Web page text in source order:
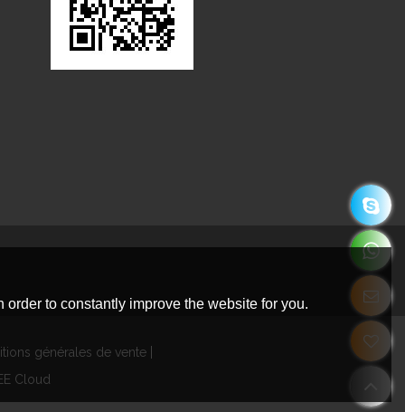
générales de vente
Cloud
to constantly improve the website for you.